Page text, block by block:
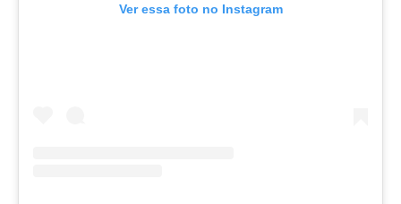
Ver essa foto no Instagram